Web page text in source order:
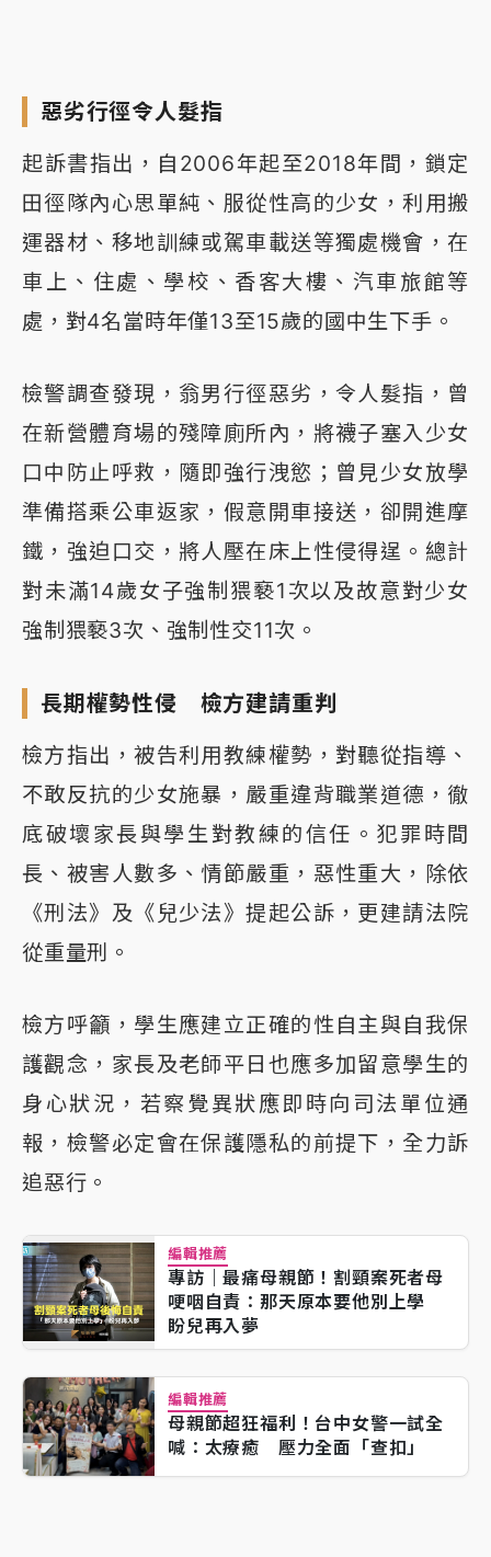
惡劣行徑令人髮指
起訴書指出，自2006年起至2018年間，鎖定
田徑隊內心思單純、服從性高的少女，利用搬
運器材、移地訓練或駕車載送等獨處機會，在
車上、住處、學校、香客大樓、汽車旅館等
處，對4名當時年僅13至15歲的國中生下手。
檢警調查發現，翁男行徑惡劣，令人髮指，曾
在新營體育場的殘障廁所內，將襪子塞入少女
口中防止呼救，隨即強行洩慾；曾見少女放學
準備搭乘公車返家，假意開車接送，卻開進摩
鐵，強迫口交，將人壓在床上性侵得逞。總計
對未滿14歲女子強制猥褻1次以及故意對少女
強制猥褻3次、強制性交11次。
長期權勢性侵 檢方建請重判
檢方指出，被告利用教練權勢，對聽從指導、
不敢反抗的少女施暴，嚴重違背職業道德，徹
底破壞家長與學生對教練的信任。犯罪時間
長、被害人數多、情節嚴重，惡性重大，除依
《刑法》及《兒少法》提起公訴，更建請法院
從重量刑。
檢方呼籲，學生應建立正確的性自主與自我保
護觀念，家長及老師平日也應多加留意學生的
身心狀況，若察覺異狀應即時向司法單位通
報，檢警必定會在保護隱私的前提下，全力訴
追惡行。
編輯推薦
專訪｜最痛母親節！割頸案死者母
哽咽自責：那天原本要他別上學
盼兒再入夢
編輯推薦
母親節超狂福利！台中女警一試全
喊：太療癒 壓力全面「查扣」